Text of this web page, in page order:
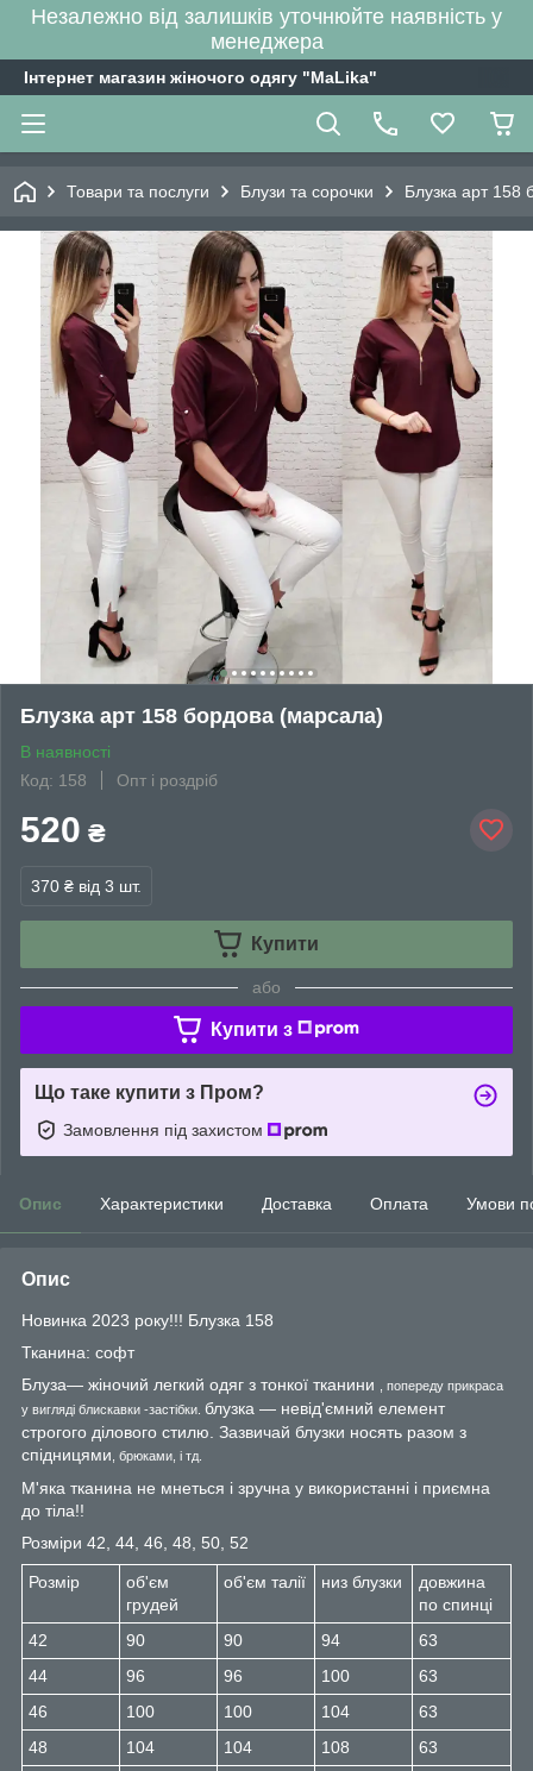
Незалежно від залишків уточнюйте наявність у
менеджера
Інтернет магазин жіночого одягу "MaLika"
Товари та послуги Блузи та сорочки Блузка арт 158
Блузка арт 158 бордова (марсала)
В наявності
Код: 158
Опт і роздріб
520 ₴
370 ₴ від 3 шт.
Купити
або
Купити з
Що таке купити з Пром?
Замовлення під захистом
Опис Характеристики Доставка Оплата Умови
Опис
Новинка 2023 року!!! Блузка 158
Тканина: софт
Блуза— жіночий легкий одяг з тонкої тканини
, попереду прикраса
у вигляді блискавки -застібки. блузка — невід'ємний елемент
строгого ділового стилю. Зазвичай блузки носять разом з
спідницями , брюками, і тд.
М'яка тканина не мнеться і зручна у використанні і приємна
до тіла!!
Розміри 42, 44, 46, 48, 50, 52
Розмір
об'єм
грудей
об'єм талії низ блузки
довжина
по спинці
42
90 90 94
63
44
96 96 100
63
46
100 100 104
63
48
104 104 108
63